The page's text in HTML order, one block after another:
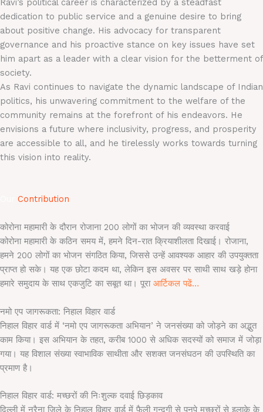
Ravi’s political career is characterized by a steadfast
dedication to public service and a genuine desire to bring
about positive change. His advocacy for transparent
governance and his proactive stance on key issues have set
him apart as a leader with a clear vision for the betterment of
society.
As Ravi continues to navigate the dynamic landscape of Indian
politics, his unwavering commitment to the welfare of the
community remains at the forefront of his endeavors. He
envisions a future where inclusivity, progress, and prosperity
are accessible to all, and he tirelessly works towards turning
this vision into reality.
Contribution
कोरोना महामारी के दौरान रोजाना 200 लोगों का भोजन की व्यवस्था करवाई
कोरोना महामारी के कठिन समय में, हमने दिन-रात क्रियाशीलता दिखाई। रोजाना,
हमने 200 लोगों का भोजन संगठित किया, जिससे उन्हें आवश्यक आहार की उपयुक्तता
प्राप्त हो सके। यह एक छोटा कदम था, लेकिन इस अवसर पर साथी साथ खड़े होना
हमारे समुदाय के साथ एकजुटि का सबूत था। पूरा आर्टिकल पढें…
नमो एप जागरूकता: निहाल विहार वार्ड
निहाल विहार वार्ड में ‘नमो एप जागरूकता अभियान’ ने जनसंख्या को जोड़ने का अद्भुत
काम किया। इस अभियान के तहत, करीब 1000 से अधिक सदस्यों को समाज में जोड़ा
गया। यह विशाल संख्या स्वाभाविक साथीता और सशक्त जनसंघठन की उपस्थिति का
प्रमाण है।
निहाल विहार वार्ड: मच्छरों की निःशुल्क दवाई छिड़काव
दिल्ली में नरैना जिले के निहाल विहार वार्ड में फैली गन्दगी से पनपे मच्छरों से इलाके के